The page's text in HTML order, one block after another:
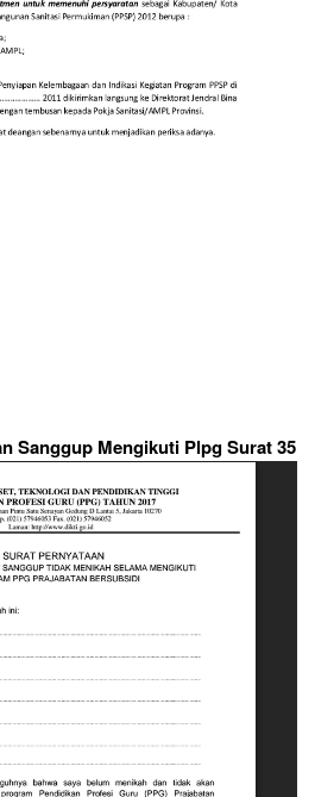
Sanggup Mengikuti Plpg Surat 35